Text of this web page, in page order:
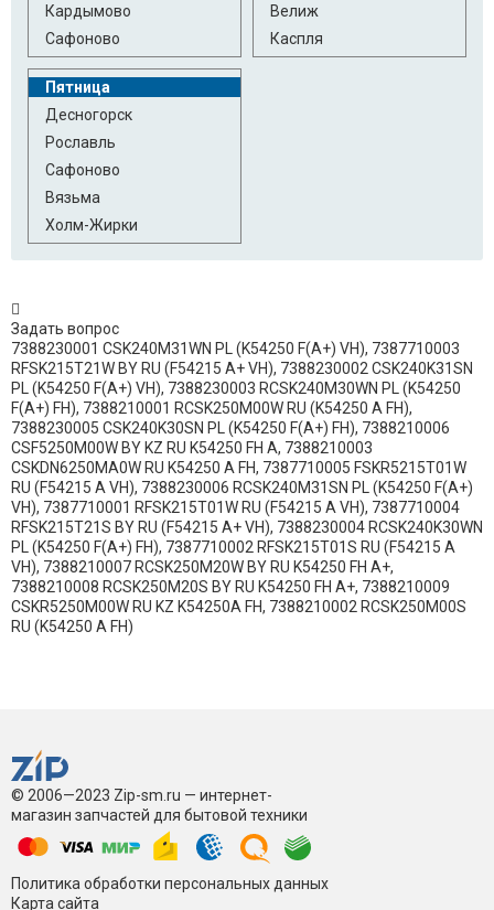
Кардымово
Сафоново
Велиж
Каспля
Пятница
Десногорск
Рославль
Сафоново
Вязьма
Холм-Жирки
Задать вопрос
7388230001 CSK240M31WN PL (K54250 F(A+) VH), 7387710003
RFSK215T21W BY RU (F54215 A+ VH), 7388230002 CSK240K31SN
PL (K54250 F(A+) VH), 7388230003 RCSK240M30WN PL (K54250
F(A+) FH), 7388210001 RCSK250M00W RU (K54250 A FH),
7388230005 CSK240K30SN PL (K54250 F(A+) FH), 7388210006
CSF5250M00W BY KZ RU K54250 FH A, 7388210003
CSKDN6250MA0W RU K54250 A FH, 7387710005 FSKR5215T01W
RU (F54215 A VH), 7388230006 RCSK240M31SN PL (K54250 F(A+)
VH), 7387710001 RFSK215T01W RU (F54215 A VH), 7387710004
RFSK215T21S BY RU (F54215 A+ VH), 7388230004 RCSK240K30WN
PL (K54250 F(A+) FH), 7387710002 RFSK215T01S RU (F54215 A
VH), 7388210007 RCSK250M20W BY RU K54250 FH A+,
7388210008 RCSK250M20S BY RU K54250 FH A+, 7388210009
CSKR5250M00W RU KZ K54250A FH, 7388210002 RCSK250M00S
RU (K54250 A FH)
© 2006—2023 Zip-sm.ru — интернет-
магазин запчастей для бытовой техники
Политика обработки персональных данных
Карта сайта